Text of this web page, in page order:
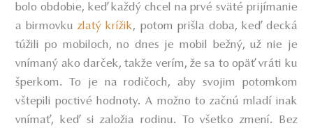
bolo obdobie, keď každý chcel na prvé sväté prijímanie
a birmovkuzlatý krížik, potom prišla doba, keď decká
túžili po mobiloch, no dnes je mobil bežný, už nie je
vnímaný ako darček, takže verím, že sa to opäť vráti ku
šperkom. To je na rodičoch, aby svojim potomkom
vštepili poctivé hodnoty. A možno to začnú mladí inak
vnímať, keď si založia rodinu. To všetko zmení. Bez